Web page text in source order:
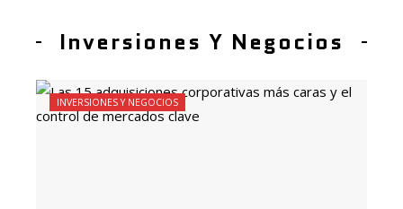
Inversiones Y Negocios
INVERSIONES Y NEGOCIOS